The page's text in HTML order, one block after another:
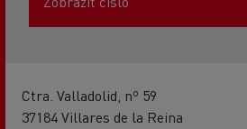
Ctra. Valladolid, nº 59
37184 Villares de la Reina